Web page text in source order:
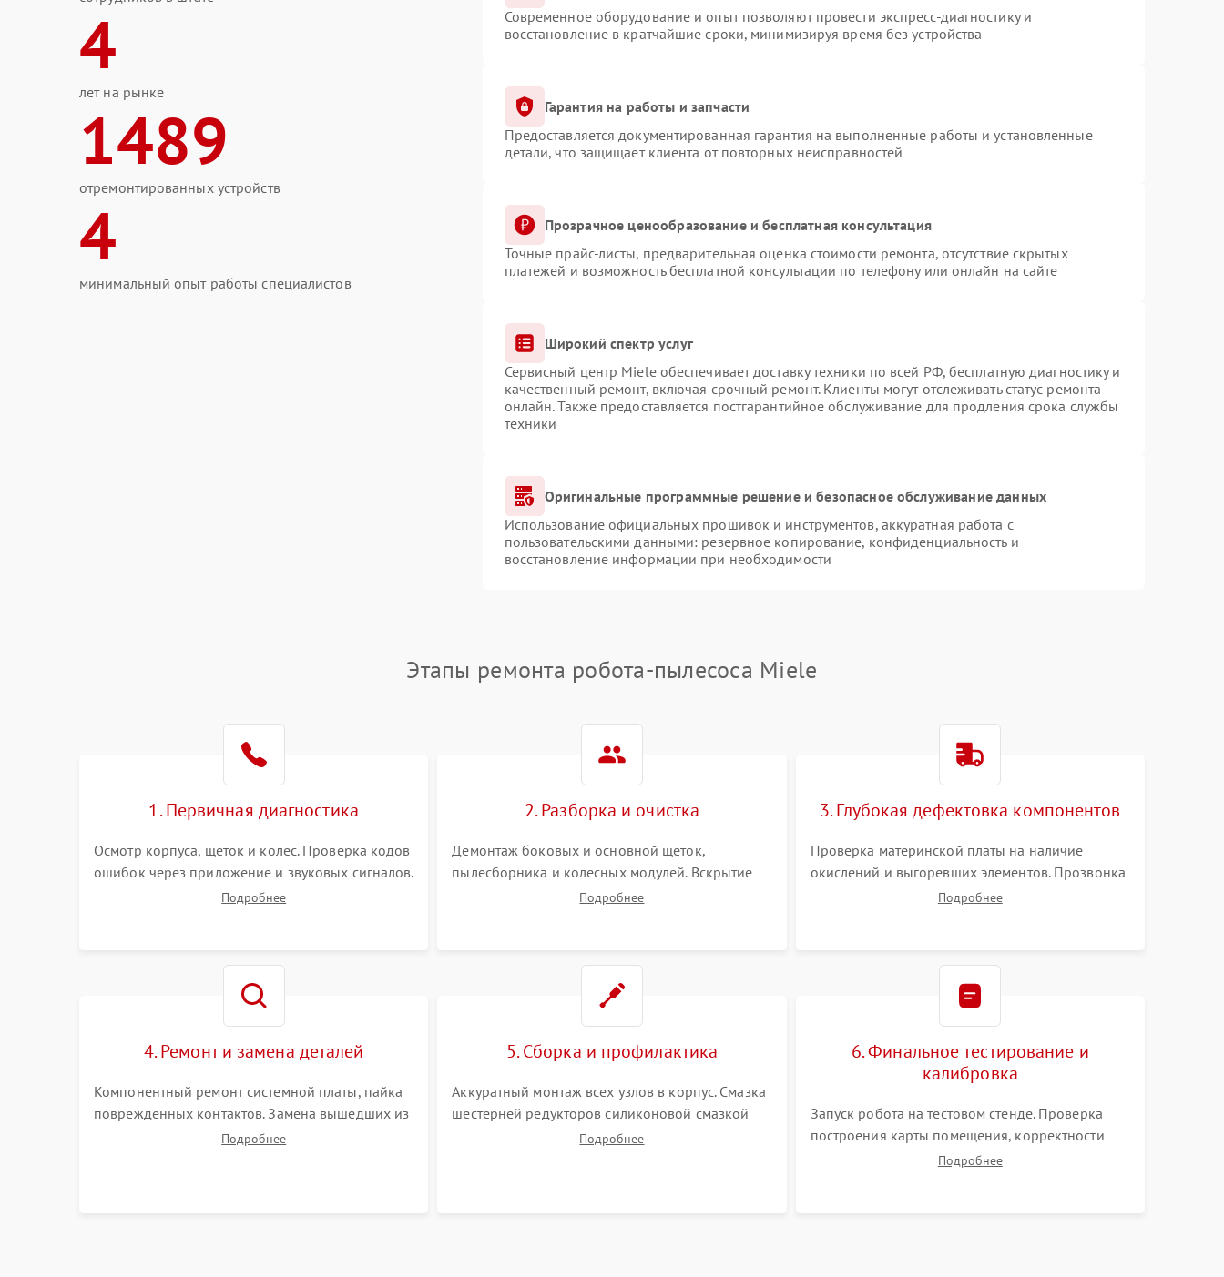
4
лет на рынке
1489
отремонтированных устройств
4
минимальный опыт работы специалистов
Современное оборудование и опыт позволяют провести экспресс-диагностику и
восстановление в кратчайшие сроки, минимизируя время без устройства
Гарантия на работы и запчасти
Предоставляется документированная гарантия на выполненные работы и установленные
детали, что защищает клиента от повторных неисправностей
Прозрачное ценообразование и бесплатная консультация
Точные прайс-листы, предварительная оценка стоимости ремонта, отсутствие скрытых
платежей и возможность бесплатной консультации по телефону или онлайн на сайте
Широкий спектр услуг
Сервисный центр Miele обеспечивает доставку техники по всей РФ, бесплатную диагностику и
качественный ремонт, включая срочный ремонт. Клиенты могут отслеживать статус ремонта
онлайн. Также предоставляется постгарантийное обслуживание для продления срока службы
техники
Оригинальные программные решение и безопасное обслуживание данных
Использование официальных прошивок и инструментов, аккуратная работа с
пользовательскими данными: резервное копирование, конфиденциальность и
восстановление информации при необходимости
Этапы ремонта робота-пылесоса Miele
1. Первичная диагностика
Осмотр корпуса, щеток и колес. Проверка кодов
ошибок через приложение и звуковых сигналов.
Замер емкости аккумулятора и тестирование
Подробнее
2. Разборка и очистка
Демонтаж боковых и основной щеток,
пылесборника и колесных модулей. Вскрытие
корпуса робота. Тщательная очистка внутренних
Подробнее
3. Глубокая дефектовка компонентов
Проверка материнской платы на наличие
окислений и выгоревших элементов. Прозвонка
цепей питания, тестирование приводных
Подробнее
4. Ремонт и замена деталей
Компонентный ремонт системной платы, пайка
поврежденных контактов. Замена вышедших из
строя двигателей, изношенного аккумулятора,
Подробнее
5. Сборка и профилактика
Аккуратный монтаж всех узлов в корпус. Смазка
шестерней редукторов силиконовой смазкой
для снижения шума. Установка новых
Подробнее
6. Финальное тестирование и
калибровка
Запуск робота на тестовом стенде. Проверка
построения карты помещения, корректности
навигации и обхода препятствий. Оценка силы
Подробнее